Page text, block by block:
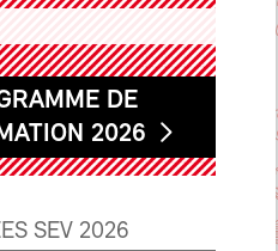
DE
2026
SEV 2026